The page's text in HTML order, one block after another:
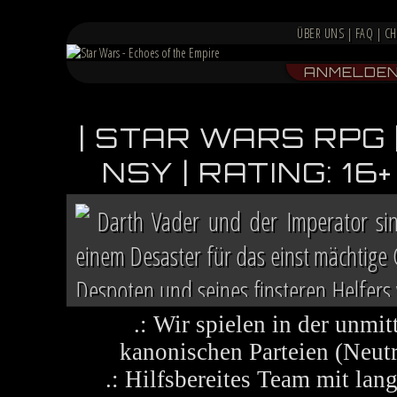
ÜBER UNS | FAQ |
| STAR WARS
NSY | RATING:
Darth Vader und der Imperator
einem Desaster für das einst
Despoten und seines finsteren
Chaos herrscht auf vielen Welten,
.: Wir spielen in der
kanonischen Parteien
.: Hilfsbereites Team mit